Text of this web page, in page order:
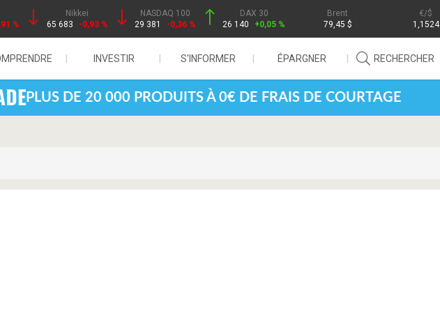
%
Nikkei
65 683
-0,93 %
NASDAQ 100
29 381
-0,36 %
DAX 30
26 140
+0,05 %
Brent
79,45 $
/$
1,1524
INVESTIR S'INFORMER ÉPARGNER RECHERCHER
PLUS DE 20 000 PRODUITS À 0€ DE FRAIS DE COURTAGE